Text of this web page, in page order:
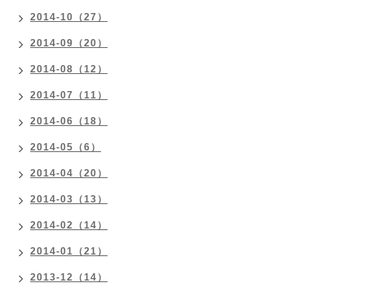
2014-10（27）
2014-09（20）
2014-08（12）
2014-07（11）
2014-06（18）
2014-05（6）
2014-04（20）
2014-03（13）
2014-02（14）
2014-01（21）
2013-12（14）